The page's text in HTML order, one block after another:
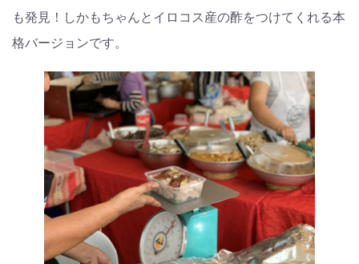
も発見！しかもちゃんとイロコス産の酢をつけてくれる本
格バージョンです。